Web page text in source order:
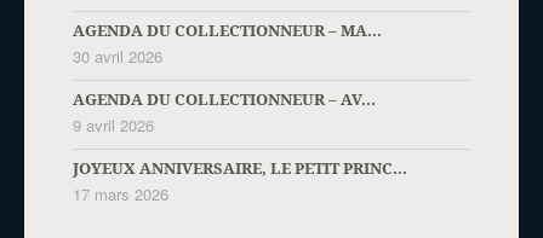
AGENDA DU COLLECTIONNEUR – MA...
30 avril 2026
AGENDA DU COLLECTIONNEUR – AV...
9 avril 2026
JOYEUX ANNIVERSAIRE, LE PETIT PRINC...
17 mars 2026